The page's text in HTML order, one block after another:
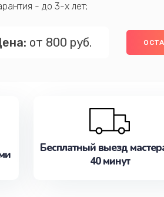
- до 3-х лет;
от 800 руб.
Бесплатный выезд
40 минут